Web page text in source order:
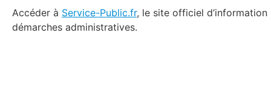
Accéder à Service-Public.fr, le site officiel d’information
démarches administratives.